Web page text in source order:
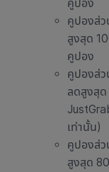
คูปอง
คูปองส่ว
สูงสุด
คูปอง
คูปองส่ว
ลดสูงสุด
เท่านั้น)
คูปองส่ว
สูงสุด